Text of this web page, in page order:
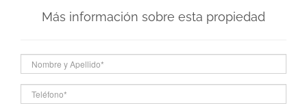
Más información sobre esta propiedad